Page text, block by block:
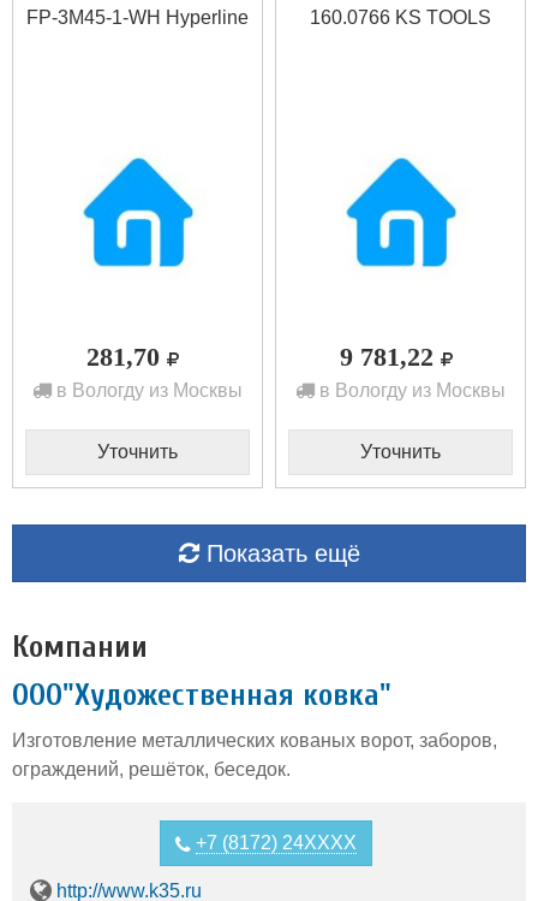
FP-3M45-1-WH Hyperline
281,70
в Вологду из Москвы
Уточнить
160.0766 KS TOOLS
9 781,22
в Вологду из Москвы
Уточнить
Показать ещё
Компании
ООО"Художественная ковка"
Изготовление металлических кованых ворот, заборов,
ограждений, решёток, беседок.
+7 (8172) 24XXXX
http://www.k35.ru